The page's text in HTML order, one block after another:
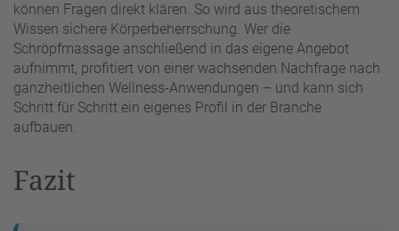
können Fragen direkt klären. So wird aus theoretischem
Wissen sichere Körperbeherrschung. Wer die
Schröpfmassage anschließend in das eigene Angebot
aufnimmt, profitiert von einer wachsenden Nachfrage nach
ganzheitlichen Wellness-Anwendungen – und kann sich
Schritt für Schritt ein eigenes Profil in der Branche
aufbauen.
Fazit